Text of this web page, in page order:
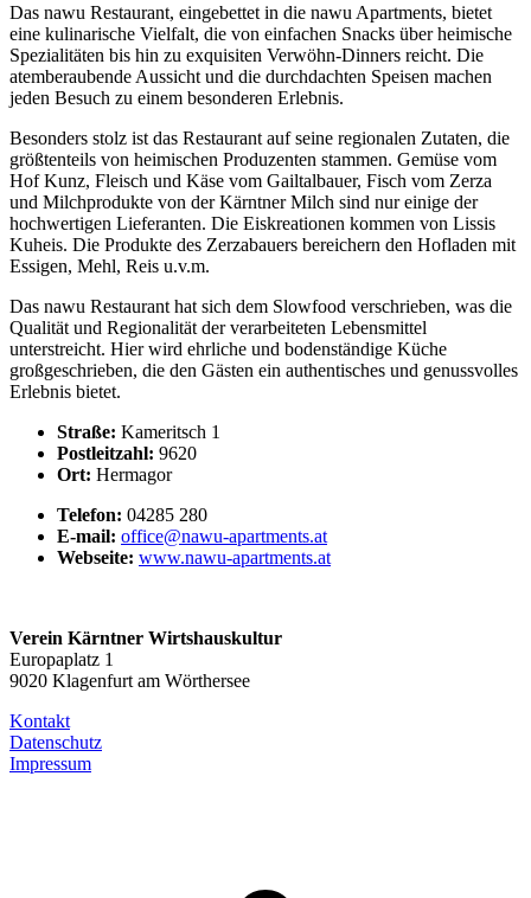
Das nawu Restaurant, eingebettet in die nawu Apartments, bietet
eine kulinarische Vielfalt, die von einfachen Snacks über heimische
Spezialitäten bis hin zu exquisiten Verwöhn-Dinners reicht. Die
atemberaubende Aussicht und die durchdachten Speisen machen
jeden Besuch zu einem besonderen Erlebnis.
Besonders stolz ist das Restaurant auf seine regionalen Zutaten, die
größtenteils von heimischen Produzenten stammen. Gemüse vom
Hof Kunz, Fleisch und Käse vom Gailtalbauer, Fisch vom Zerza
und Milchprodukte von der Kärntner Milch sind nur einige der
hochwertigen Lieferanten. Die Eiskreationen kommen von Lissis
Kuheis. Die Produkte des Zerzabauers bereichern den Hofladen mit
Essigen, Mehl, Reis u.v.m.
Das nawu Restaurant hat sich dem Slowfood verschrieben, was die
Qualität und Regionalität der verarbeiteten Lebensmittel
unterstreicht. Hier wird ehrliche und bodenständige Küche
großgeschrieben, die den Gästen ein authentisches und genussvolles
Erlebnis bietet.
Straße: Kameritsch 1
Postleitzahl: 9620
Ort: Hermagor
Telefon: 04285 280
E-mail: office@nawu-apartments.at
Webseite: www.nawu-apartments.at
Verein Kärntner Wirtshauskultur
Europaplatz 1
9020 Klagenfurt am Wörthersee
Kontakt
Datenschutz
Impressum